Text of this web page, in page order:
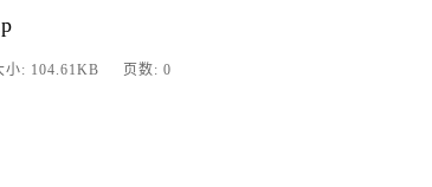
小: 104.61KB 页数: 0